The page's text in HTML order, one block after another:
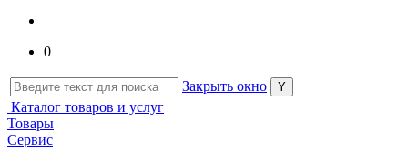
0
Закрыть окно
Каталог товаров и услуг
Товары
Сервис